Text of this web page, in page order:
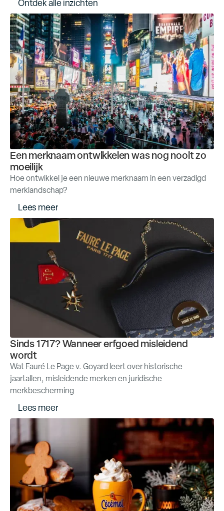
Ontdekal leinzichten
Een merknaam ontwikkelen was nog nooit zo
moeilijk
Hoe ontwikkel je een nieuwe merknaam in een verzadigd
merklandschap?
Lees meer
Sinds 1717? Wanneer erfgoed misleidend
wordt
Wat Fauré Le Page v. Goyard leert over historische
jaartallen, misleidende merken en juridische
merkbescherming
Lees meer